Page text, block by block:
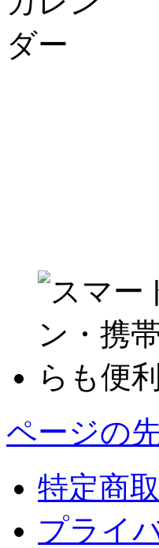
ページの
特定商
プライ